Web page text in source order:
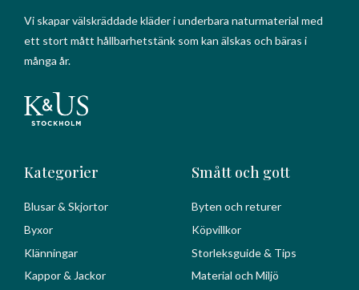
Vi skapar välskräddade kläder i underbara naturmaterial med
ett stort mått hållbarhetstänk som kan älskas och bäras i
många år.
Kategorier
Blusar & Skjortor
Byxor
Klänningar
Kappor & Jackor
Smått och gott
Byten och returer
Köpvillkor
Storleksguide & Tips
Material och Miljö